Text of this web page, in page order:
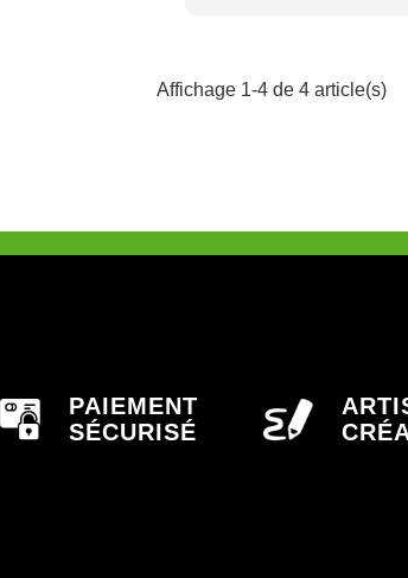
Affichage 1-4 de 4 article(s)
PAIEMENT
SÉCURISÉ